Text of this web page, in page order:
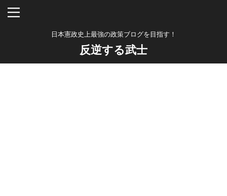
日本憲政史上最強の政策ブログを目指す！
反逆する武士